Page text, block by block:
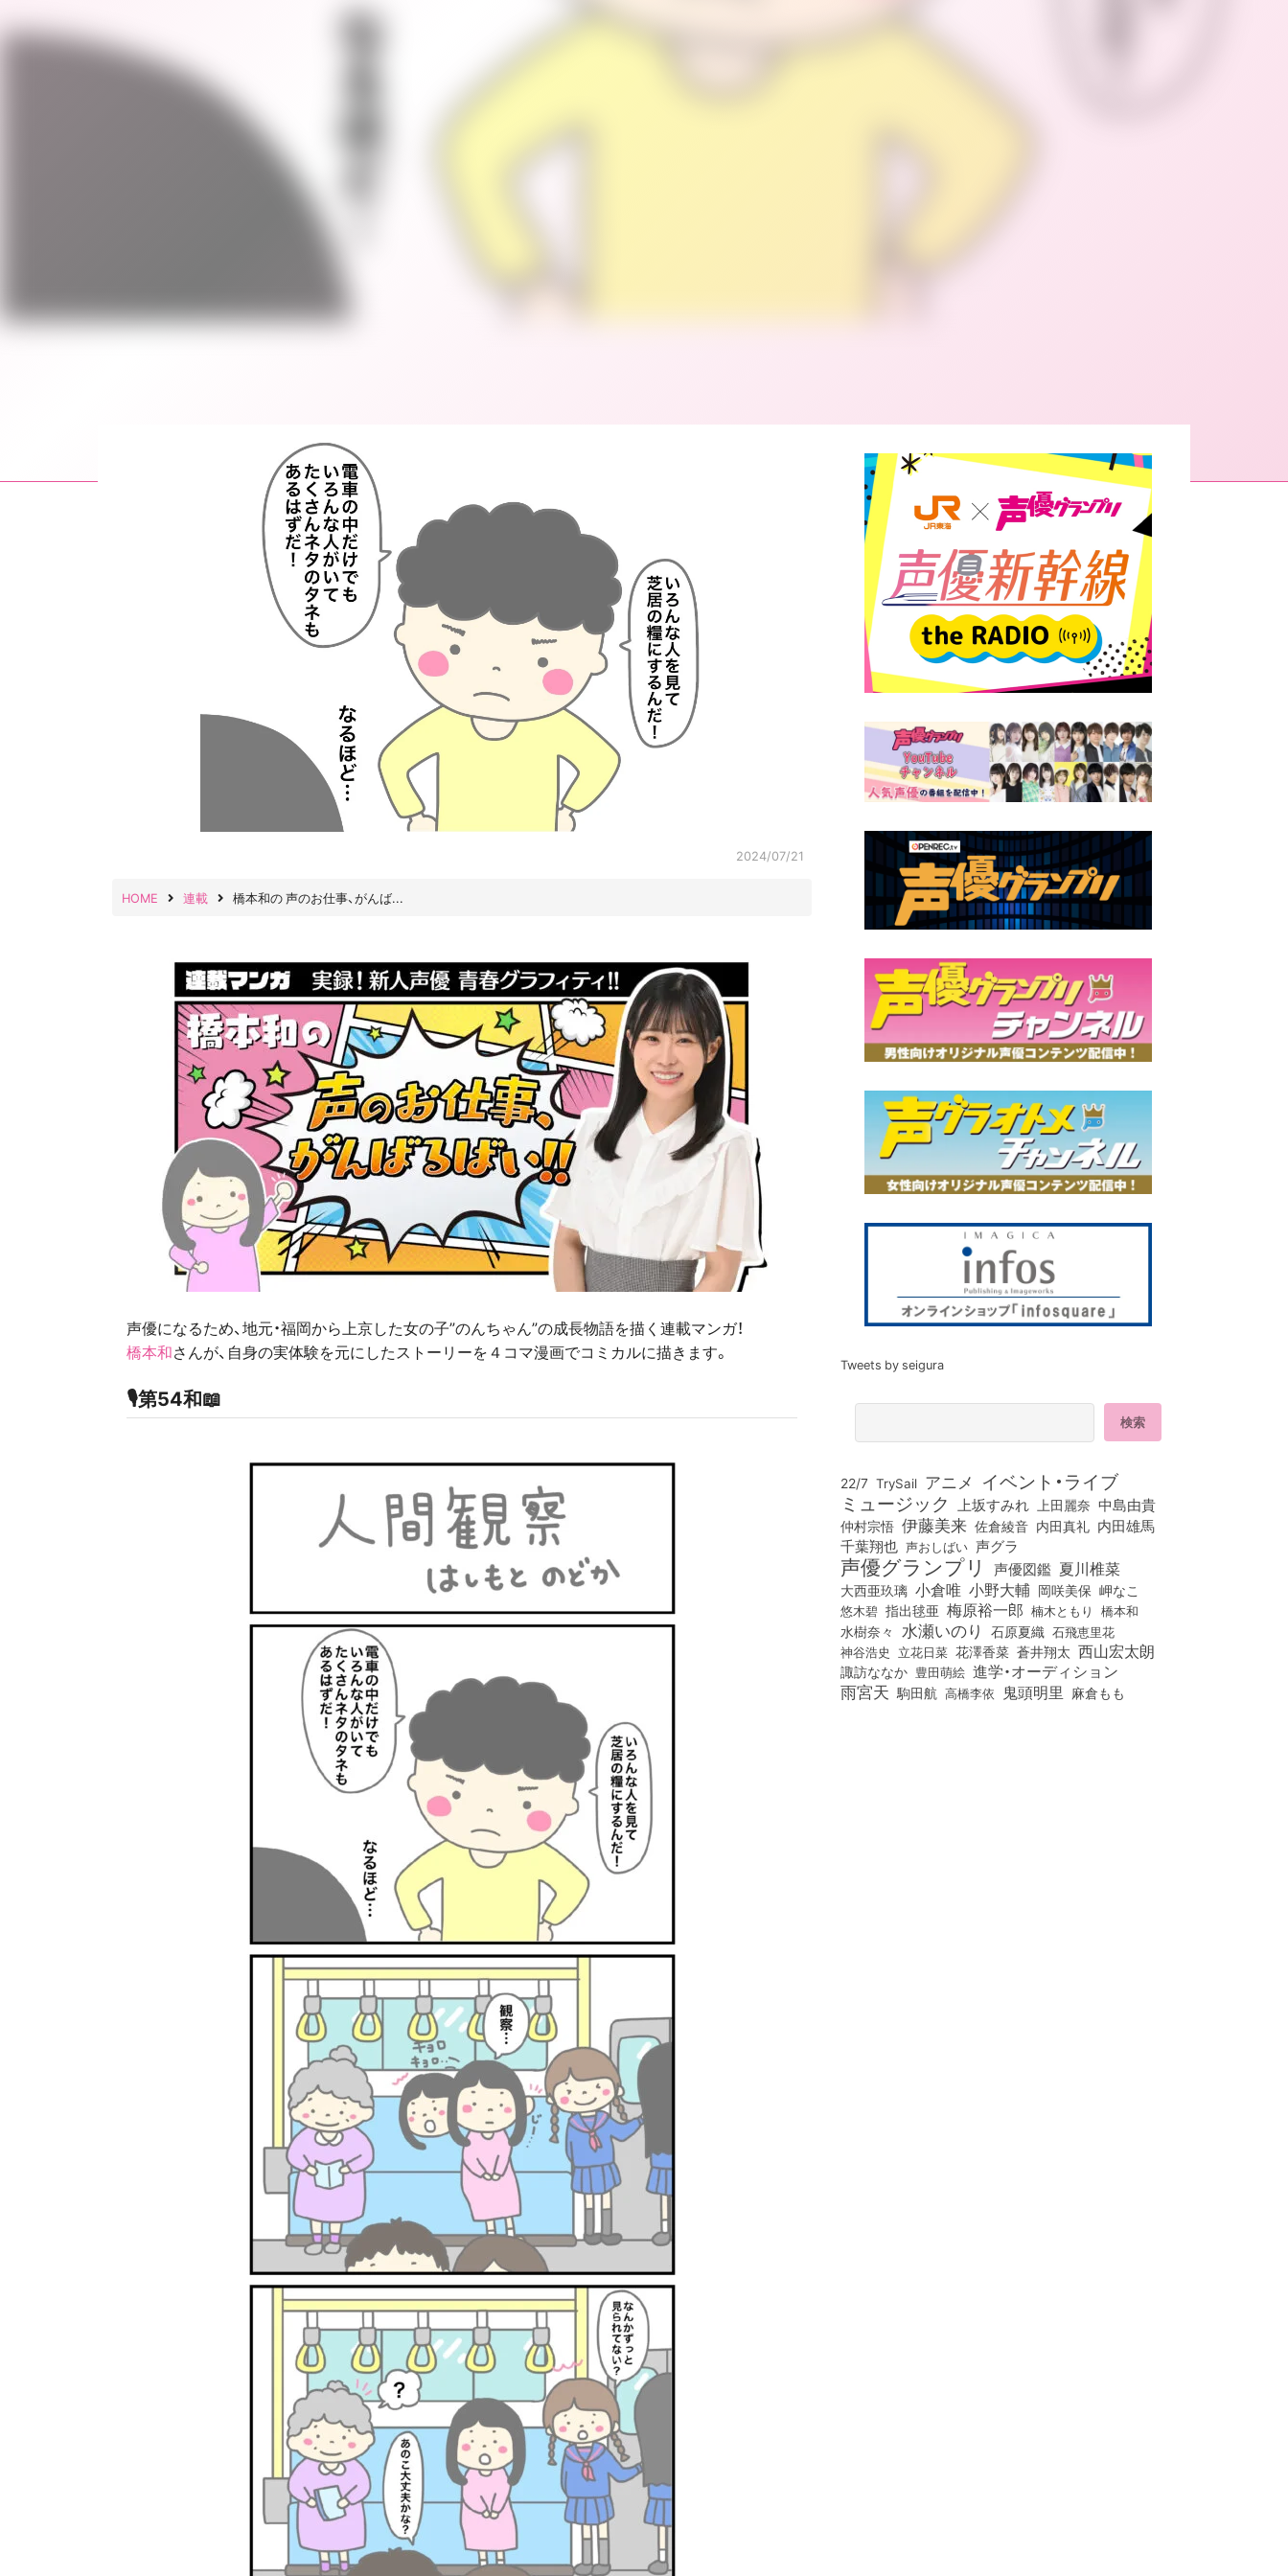
2024/07/21
HOME 連載 橋本和の 声のお仕事、がんば...
声優になるため、地元・福岡から上京した女の子”のんちゃん”の成長物語を描く連載マンガ！
橋本和さんが、自身の実体験を元にしたストーリーを４コマ漫画でコミカルに描きます。
🎙第54和📖
Tweets by seigura
22/7 TrySail アニメ イベント・ライブ
ミュージック 上坂すみれ 上田麗奈 中島由貴
仲村宗悟 伊藤美来 佐倉綾音 内田真礼 内田雄馬
千葉翔也 声おしばい 声グラ
声優グランプリ 声優図鑑 夏川椎菜
大西亜玖璃 小倉唯 小野大輔 岡咲美保 岬なこ
悠木碧 指出毬亜 梅原裕一郎 楠木ともり 橋本和
水樹奈々 水瀬いのり 石原夏織 石飛恵里花
神谷浩史 立花日菜 花澤香菜 蒼井翔太 西山宏太朗
諏訪ななか 豊田萌絵 進学・オーディション
雨宮天 駒田航 高橋李依 鬼頭明里 麻倉もも